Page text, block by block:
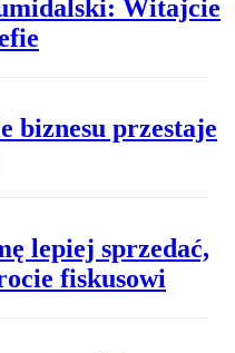
Witajcie
biznesu przestaje
lepiej sprzedać,
fiskusowi